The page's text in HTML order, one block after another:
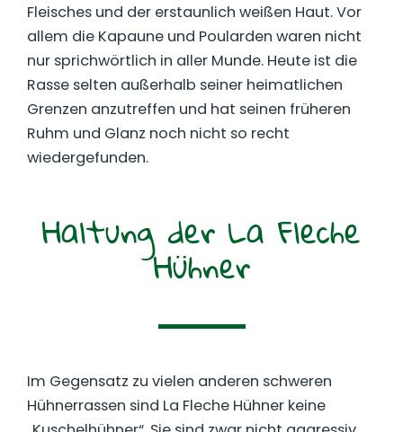
Fleisches und der erstaunlich weißen Haut. Vor
allem die Kapaune und Poularden waren nicht
nur sprichwörtlich in aller Munde. Heute ist die
Rasse selten außerhalb seiner heimatlichen
Grenzen anzutreffen und hat seinen früheren
Ruhm und Glanz noch nicht so recht
wiedergefunden.
Haltung der La Fleche
Hühner
Im Gegensatz zu vielen anderen schweren
Hühnerrassen sind La Fleche Hühner keine